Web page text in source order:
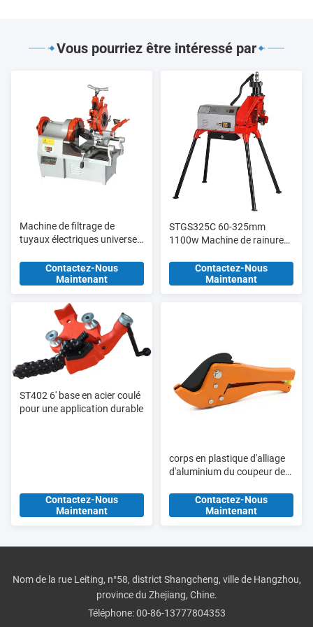
Vous pourriez être intéressé par
Machine de filtrage de
tuyaux électriques universels
M8 - M18Contactez-Nous
Maintenant
STGS325C 60-325mm
1100w Machine de rainure
égyptien avec pompe
hydraulique mise à jour
Contactez-Nous
Maintenant
ST402 6' base en acier coulé
pour une application durable
Contactez-Nous
Maintenant
corps en plastique d'alliage
d'aluminium du coupeur de
HT309AContactez-Nous
Maintenant
Nom de la rue Leiting, n°58, district Shangcheng, ville de Hangzhou,
province du Zhejiang, Chine.
Téléphone:00-86-13777804353